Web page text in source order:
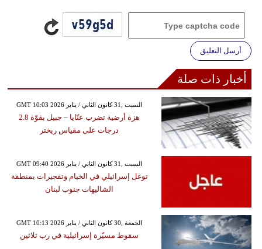
أرسل التعليق
أخبار ذات صلة
GMT 10:03 2026 السبت ,31 كانون الثاني / يناير
هزة أرضية تضرب عنّايا – جبيل بقوّة 2.8
درجات على مقياس ريختر
GMT 09:40 2026 السبت ,31 كانون الثاني / يناير
توغل إسرائيلي في الخيام وتفجيرات بمنطقة
الشاليهات جنوب لبنان
GMT 10:13 2026 الجمعة ,30 كانون الثاني / يناير
سقوط مسيّرة إسرائيلية في رب ثلاثين